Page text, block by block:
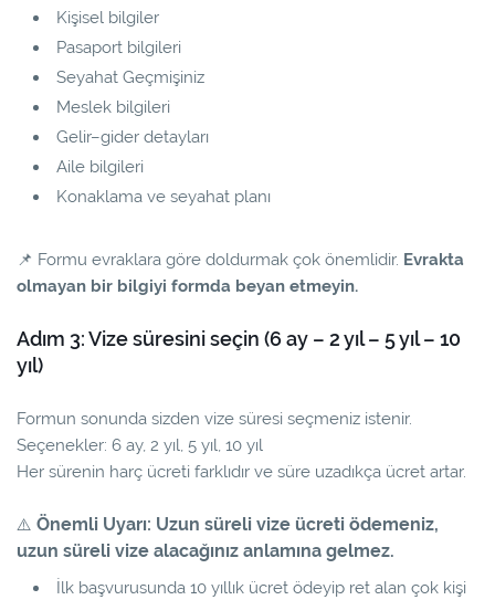
Kişisel bilgiler
Pasaport bilgileri
Seyahat Geçmişiniz
Meslek bilgileri
Gelir–gider detayları
Aile bilgileri
Konaklama ve seyahat planı
📌 Formu evraklara göre doldurmak çok önemlidir. Evrakta
olmayan bir bilgiyi formda beyan etmeyin.
Adım 3: Vize süresini seçin (6 ay – 2 yıl – 5 yıl – 10
yıl)
Formun sonunda sizden vize süresi seçmeniz istenir.
Seçenekler: 6 ay, 2 yıl, 5 yıl, 10 yıl
Her sürenin harç ücreti farklıdır ve süre uzadıkça ücret artar.
⚠️ Önemli Uyarı: Uzun süreli vize ücreti ödemeniz,
uzun süreli vize alacağınız anlamına gelmez.
İlk başvurusunda 10 yıllık ücret ödeyip ret alan çok kişi